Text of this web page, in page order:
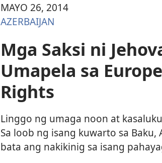
MAYO 26, 2014
AZERBAIJAN
Mga Saksi ni
Umapela sa
Rights
Linggo ng umaga noon at
Sa loob ng isang kuwarto sa
bata ang nakikinig sa isang